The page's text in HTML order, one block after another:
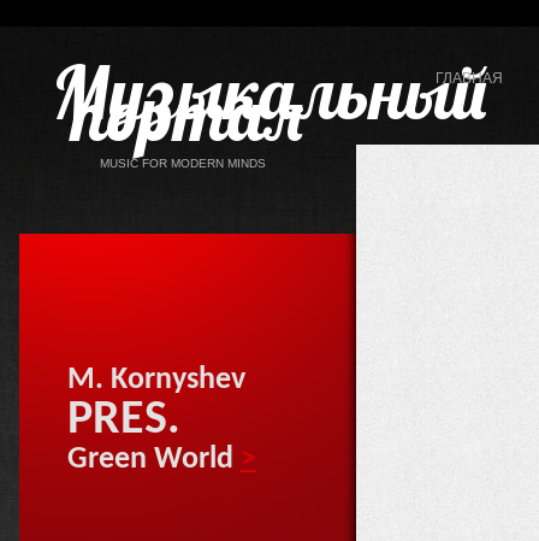
Музыкальный
портал
MUSIC FOR MODERN MINDS
ГЛАВНАЯ
M. Kornyshev
PRES.
Green World >